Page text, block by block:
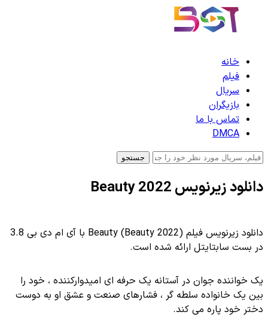
خانه
فیلم
سریال
بازیگران
تماس با ما
DMCA
جستجو
دانلود زیرنویس Beauty 2022
دانلود زیرنویس فیلم Beauty (Beauty 2022) با آی ام دی بی 3.8
در بست سابتایتل ارائه شده است.
یک خواننده جوان در آستانه یک حرفه ای امیدوارکننده ، خود را
بین یک خانواده سلطه گر ، فشارهای صنعت و عشق او به دوست
دختر خود پاره می کند.